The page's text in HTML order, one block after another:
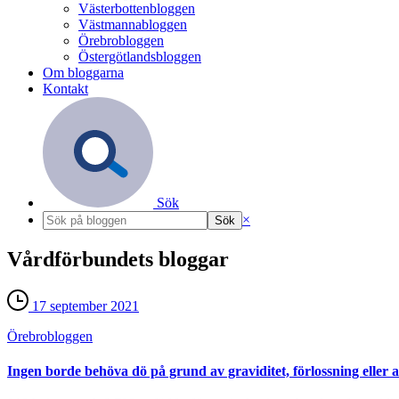
Västerbottenbloggen
Västmannabloggen
Örebrobloggen
Östergötlandsbloggen
Om bloggarna
Kontakt
Sök
×
Vårdförbundets bloggar
17 september 2021
Örebro­bloggen
Ingen borde behöva dö på grund av graviditet, förlossning eller